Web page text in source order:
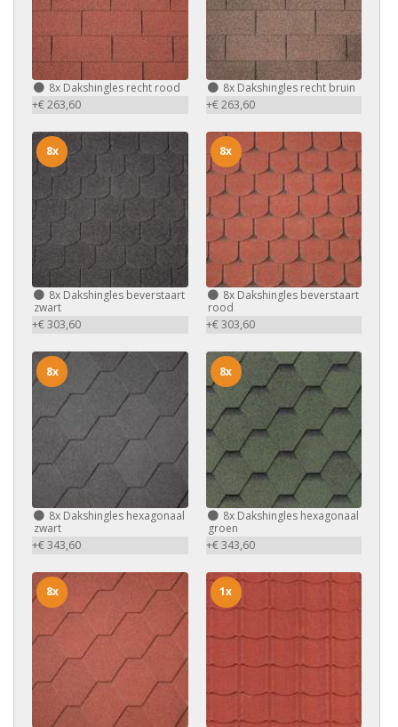
8x Dakshingles recht rood
+€ 263,60
8xDakshingles recht bruin
+€ 263,60
8x Dakshingles beverstaart
zwart
+€ 303,60
8x
8xDakshingles beverstaart
rood
+€ 303,60
8x
8x Dakshingles hexagonaal
zwart
+€ 343,60
8x
8xDakshingles hexagonaal
groen
+€ 343,60
8x
8x 1x